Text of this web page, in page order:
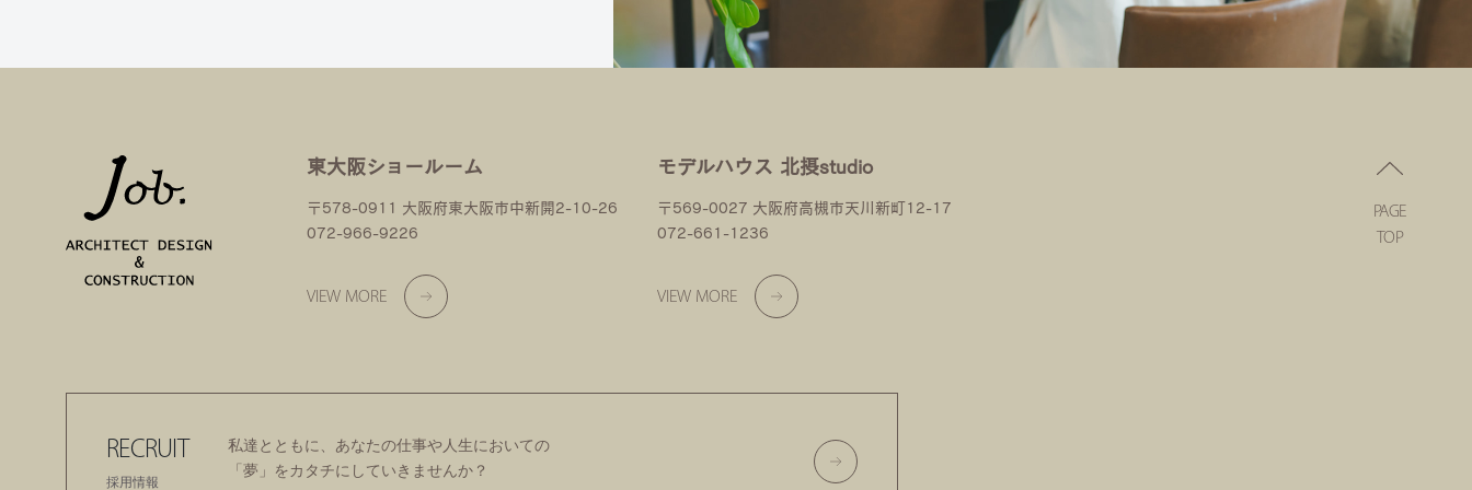
東大阪ショールーム
〒578-0911 大阪府東大阪市中新開2-10-26
072-966-9226
VIEW MORE
モデルハウス 北摂studio
〒569-0027 大阪府高槻市天川新町12-17
072-661-1236
VIEW MORE
RECRUIT
採用情報
私達とともに、あなたの仕事や人生においての
「夢」をカタチにしていきませんか？
PAGE
TOP